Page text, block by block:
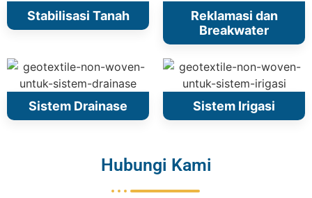
Stabilisasi Tanah
Reklamasi dan
Breakwater
Sistem Drainase Sistem Irigasi
Hubungi Kami